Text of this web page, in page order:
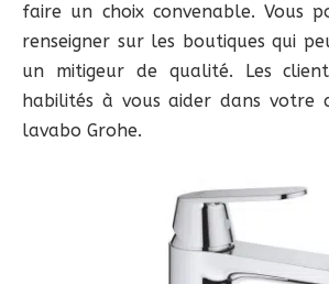
faire un choix convenable. Vous
renseigner sur les boutiques qui
un mitigeur de qualité. Les
habilités à vous aider dans votre
lavabo Grohe.